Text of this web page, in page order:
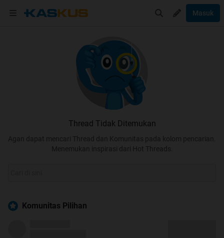
Masuk
Thread Tidak Ditemukan
Agan dapat mencari Thread dan Komunitas pada kolom pencarian.
Menemukan inspirasi dari Hot Threads.
Komunitas Pilihan